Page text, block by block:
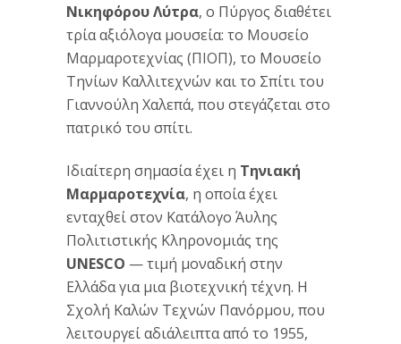
Νικηφόρου Λύτρα, ο Πύργος διαθέτει
τρία αξιόλογα μουσεία: το Μουσείο
Μαρμαροτεχνίας (ΠΙΟΠ), το Μουσείο
Τηνίων Καλλιτεχνών και το Σπίτι του
Γιαννούλη Χαλεπά, που στεγάζεται στο
πατρικό του σπίτι.
Ιδιαίτερη σημασία έχει η Τηνιακή
Μαρμαροτεχνία, η οποία έχει
ενταχθεί στον Κατάλογο Άυλης
Πολιτιστικής Κληρονομιάς της
UNESCO — τιμή μοναδική στην
Ελλάδα για μια βιοτεχνική τέχνη. Η
Σχολή Καλών Τεχνών Πανόρμου, που
λειτουργεί αδιάλειπτα από το 1955,